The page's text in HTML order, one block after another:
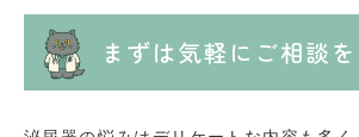
まずは気軽にご相談を